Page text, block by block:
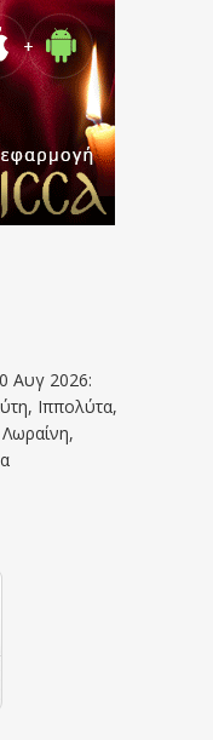
Αυγ 2026:
Ιππολύτα,